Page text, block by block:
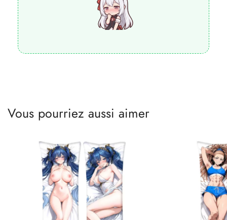
Vous pourriez aussi aimer